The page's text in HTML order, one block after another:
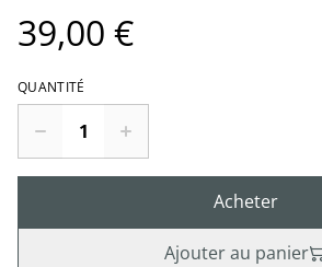
39,00 €
QUANTITÉ
Acheter
Ajouter au panier